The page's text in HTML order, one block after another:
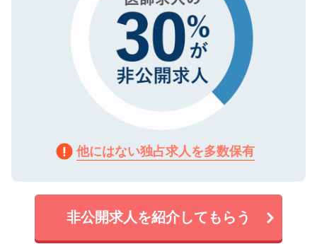
他にはない独占求人を多数保有
非公開求人を紹介してもらう